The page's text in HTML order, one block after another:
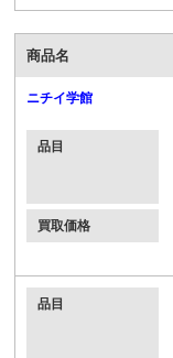
商品名
ニチイ学館
品目
買取価格
品目